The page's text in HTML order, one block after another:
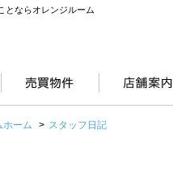
とならオレンジルーム
ホーム > スタッフ日記